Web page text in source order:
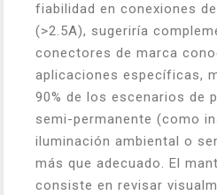
fiabilidad en conexiones
(>2.5A), sugeriría
conectores de marca
aplicaciones específicas,
90% de los escenarios de
semi-permanente (como
iluminación ambiental o
más que adecuado. El
consiste en revisar